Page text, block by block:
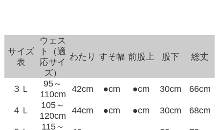
サイズ
表
ウェス
ト（適
応サイ
ズ）
わたり すそ幅 前股上 股下 総丈
３Ｌ
95～
110cm
42cm ●cm ●cm 30cm 66cm
４Ｌ
105～
120cm
44cm ●cm ●cm 30cm 68cm
115～